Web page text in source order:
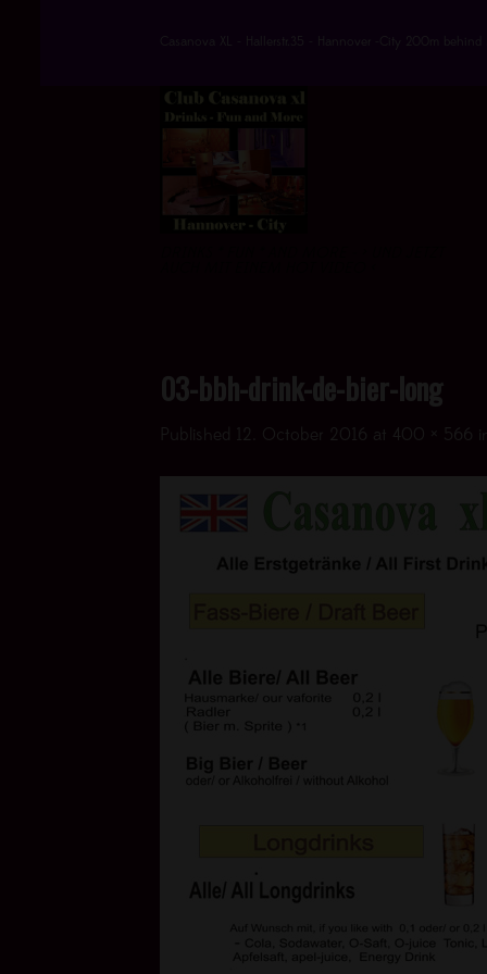
Casanova XL - Hallerstr.35 - Hannover -City 200m
03-bbh-drink-de-bier-long
Published 12. October 2016 at 400 × 566